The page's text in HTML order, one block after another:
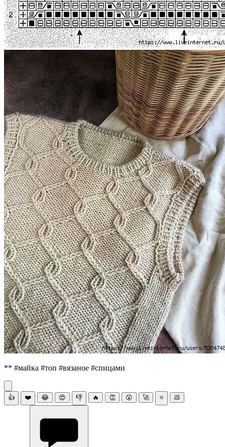
** #майка #топ #вязаное #спицами
👍 ❤️ 😂 😍 👎 🔥 👏 😮 🚀 ⭐ 💩